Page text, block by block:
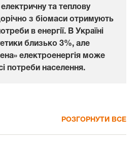
та теплову
з біомаси отримують
в енергії. В Україні
близько 3%, але
електроенергія може
потреби населення.
РОЗГОРНУТИ ВСЕ